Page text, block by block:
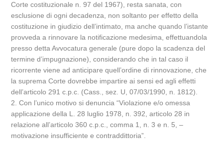
Corte costituzionale n. 97 del 1967), resta sanata, con
esclusione di ogni decadenza, non soltanto per effetto della
costituzione in giudizio dell’intimato, ma anche quando l’istante
provveda a rinnovare la notificazione medesima, effettuandola
presso detta Avvocatura generale (pure dopo la scadenza del
termine d’impugnazione), considerando che in tal caso il
ricorrente viene ad anticipare quell’ordine di rinnovazione, che
la suprema Corte dovrebbe impartire ai sensi ed agli effetti
dell’articolo 291 c.p.c. (Cass., sez. U, 07/03/1990, n. 1812).
2. Con l’unico motivo si denuncia “Violazione e/o omessa
applicazione della L. 28 luglio 1978, n. 392, articolo 28 in
relazione all’articolo 360 c.p.c., comma 1, n. 3 e n. 5, –
motivazione insufficiente e contraddittoria”.